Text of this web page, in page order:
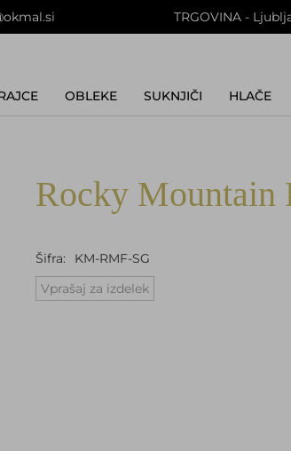
TRGOVINA -
OBLEKE SUKNJIČI HLAČE
Rocky Mountain
Šifra:
KM-RMF-SG
Vprašaj za izdelek